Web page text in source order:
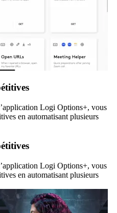
Logi Options+, vous
en automatisant plusieurs
Logi Options+, vous
en automatisant plusieurs